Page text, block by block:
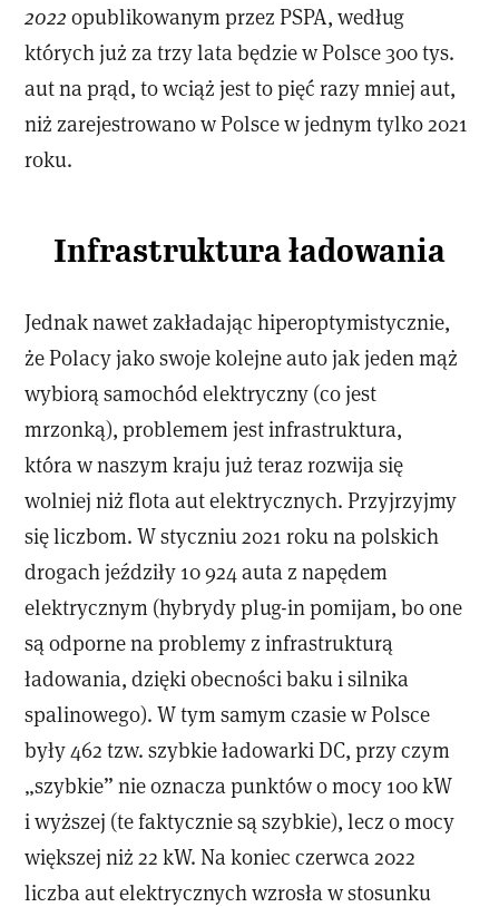
2022 opublikowanym przez PSPA, według
których już za trzy lata będzie w Polsce 300 tys.
aut na prąd, to wciąż jest to pięć razy mniej aut,
niż zarejestrowano w Polsce w jednym tylko 2021
roku.
Infrastruktura ładowania
Jednak nawet zakładając hiperoptymistycznie,
że Polacy jako swoje kolejne auto jak jeden mąż
wybiorą samochód elektryczny (co jest
mrzonką), problemem jest infrastruktura,
która w naszym kraju już teraz rozwija się
wolniej niż flota aut elektrycznych. Przyjrzyjmy
się liczbom. W styczniu 2021 roku na polskich
drogach jeździły 10 924 auta z napędem
elektrycznym (hybrydy plug-in pomijam, bo one
są odporne na problemy z infrastrukturą
ładowania, dzięki obecności baku i silnika
spalinowego). W tym samym czasie w Polsce
były 462 tzw. szybkie ładowarki DC, przy czym
„szybkie” nie oznacza punktów o mocy 100 kW
i wyższej (te faktycznie są szybkie), lecz o mocy
większej niż 22 kW. Na koniec czerwca 2022
liczba aut elektrycznych wzrosła w stosunku